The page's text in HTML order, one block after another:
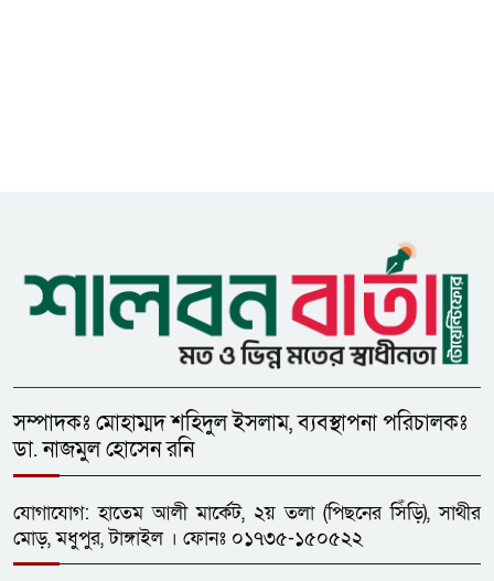
সহযোগিতা চাইলেন সাইফুল ইসলাম
ধনবাড়ীতে এইচএসসি পরীক্ষার্থীর
মৃত্যুর ঘটনায় প্রেমিকের শাস্তির
দাবিতে মানববন্ধন
জেলা প্রশাসক গোল্ডকাপ ফুটবল
গোলশূন্য
১২
ধনবাড়ীতে এইচএসসি শিক্ষার্থীর
ফাঁসিতে ঝুলে আত্মহত্যা
১৩
সম্পাদকঃ মোহাম্মদ শহিদুল ইসলাম, ব্যবস্থাপনা পরিচালকঃ
ডা. নাজমুল হোসেন রনি
যোগাযোগ: হাতেম আলী মার্কেট, ২য় তলা (পিছনের সিঁড়ি), সাথীর
মোড়, মধুপুর, টাঙ্গাইল । ফোনঃ ০১৭৩৫-১৫০৫২২